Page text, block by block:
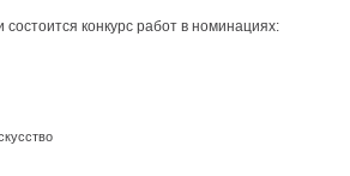
состоится конкурс работ в номинациях: